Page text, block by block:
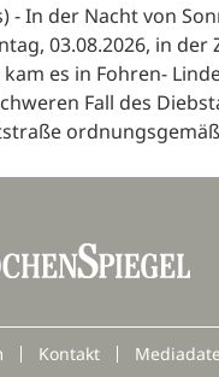
- In der Nacht von
03.08.2026, in der
kam es in Fohren-
Fall des
Kontakt